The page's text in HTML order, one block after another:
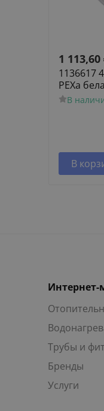
1 113,60
1136617
PEXa
В
В
Интернет-
Трубы и
Бренды
Услуги